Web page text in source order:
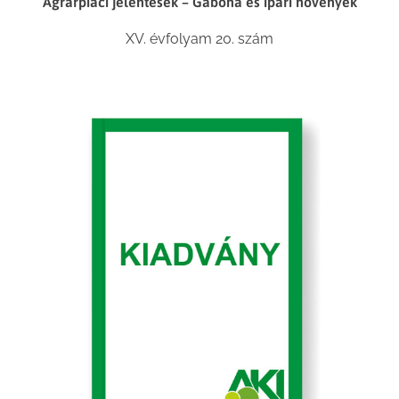
XV. évfolyam 20. szám